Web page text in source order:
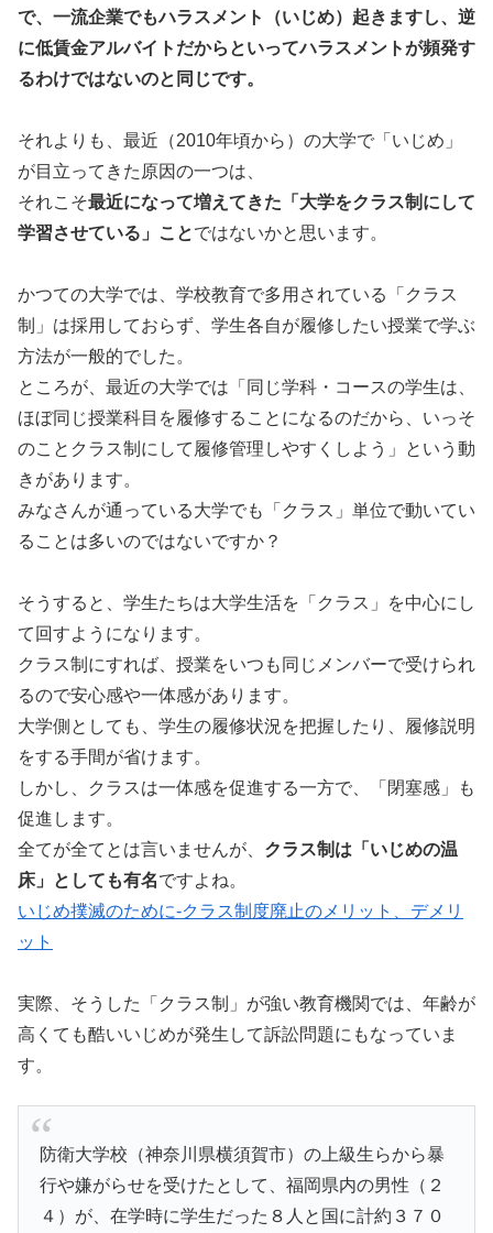
で、一流企業でもハラスメント（いじめ）起きますし、逆
に低賃金アルバイトだからといってハラスメントが頻発す
るわけではないのと同じです。
それよりも、最近（2010年頃から）の大学で「いじめ」
が目立ってきた原因の一つは、
それこそ最近になって増えてきた「大学をクラス制にして
学習させている」ことではないかと思います。
かつての大学では、学校教育で多用されている「クラス
制」は採用しておらず、学生各自が履修したい授業で学ぶ
方法が一般的でした。
ところが、最近の大学では「同じ学科・コースの学生は、
ほぼ同じ授業科目を履修することになるのだから、いっそ
のことクラス制にして履修管理しやすくしよう」という動
きがあります。
みなさんが通っている大学でも「クラス」単位で動いてい
ることは多いのではないですか？
そうすると、学生たちは大学生活を「クラス」を中心にし
て回すようになります。
クラス制にすれば、授業をいつも同じメンバーで受けられ
るので安心感や一体感があります。
大学側としても、学生の履修状況を把握したり、履修説明
をする手間が省けます。
しかし、クラスは一体感を促進する一方で、「閉塞感」も
促進します。
全てが全てとは言いませんが、 クラス制は「いじめの温
床」としても有名ですよね。
いじめ撲滅のために-クラス制度廃止のメリット、デメリ
ット
実際、そうした「クラス制」が強い教育機関では、年齢が
高くても酷いいじめが発生して訴訟問題にもなっていま
す。
防衛大学校（神奈川県横須賀市）の上級生らから暴
行や嫌がらせを受けたとして、福岡県内の男性（２
４）が、在学時に学生だった８人と国に計約３７０